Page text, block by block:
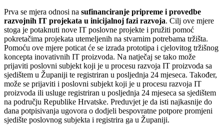
Prva se mjera odnosi na sufinanciranje pripreme i provedbe
razvojnih IT projekata u inicijalnoj fazi razvoja. Cilj ove mjere
stoga je potaknuti nove IT poslovne projekte i pružiti pomoć
pokretačima projekata utemeljenih na stvarnim potrebama tržišta.
Pomoću ove mjere poticat će se izrada prototipa i cjelovitog tržišnog
koncepta inovativnih IT proizvoda. Na natječaj se tako može
prijaviti poslovni subjekt koji je u procesu razvoja IT proizvoda sa
sjedištem u Županiji te registriran u posljednja 24 mjeseca. Također,
može se prijaviti i poslovni subjekt koji je u procesu razvoja IT
proizvoda ili usluge registriran u posljednja 24 mjeseca sa sjedištem
na području Republike Hrvatske. Preduvjet je da isti najkasnije do
dana potpisivanja ugovora o dodjeli bespovratne potpore promjeni
sjedište poslovnog subjekta i registrira ga u Županiji.